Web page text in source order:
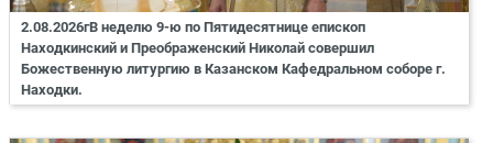
2.08.2026гВ неделю 9-ю по Пятидесятнице епископ
Находкинский и Преображенский Николай совершил
Божественную литургию в Казанском Кафедральном соборе г.
Находки.